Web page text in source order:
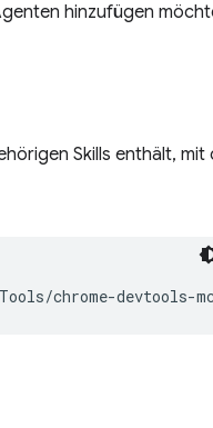
hinzufügen
Skills enthält, mit